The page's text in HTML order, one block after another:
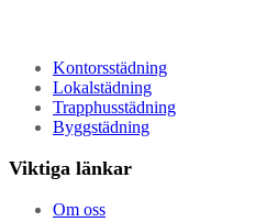
Kontorsstädning
Lokalstädning
Trapphusstädning
Byggstädning
Viktiga länkar
Om oss